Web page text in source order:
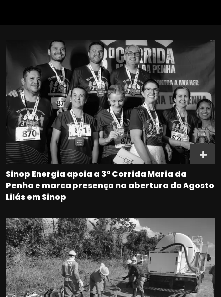
Sinop Energia apoia a 3ª Corrida Maria da
Penha e marca presença na abertura do Agosto
Lilás em Sinop